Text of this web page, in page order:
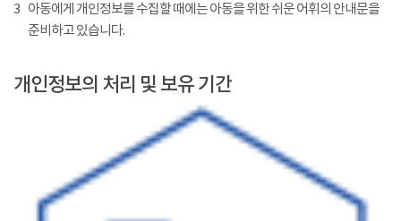
3 아동에게 개인정보를 수집할 때에는 아동을 위한 쉬운 어휘의 안내문을
준비하고 있습니다.
개인정보의 처리 및 보유 기간